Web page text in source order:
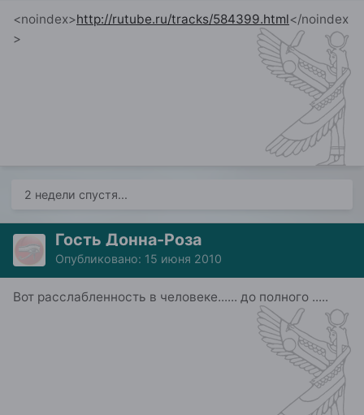
<noindex>http://rutube.ru/tracks/584399.html</noindex
>
2 недели спустя...
Гость Донна-Роза
Опубликовано: 15 июня 2010
Вот расслабленность в человеке...... до полного .....